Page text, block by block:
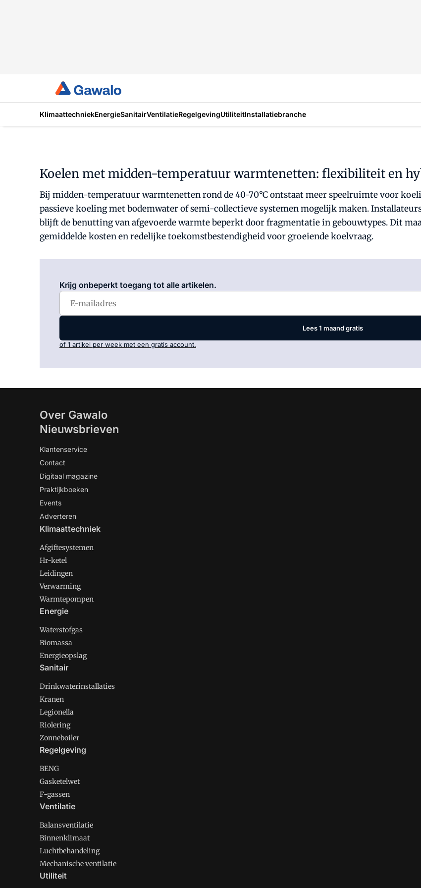
KlimaattechniekEnergieSanitairVentilatieRegelgevingUtiliteitInstallatiebranche
Koelen met midden-temperatuur warmtenetten: flexibiliteit en
Bij midden-temperatuur warmtenetten rond de 40-70°C ontstaat meer speelruimte voor
passieve koeling met bodemwater of semi-collectieve systemen mogelijk maken.
blijft de benutting van afgevoerde warmte beperkt door fragmentatie in gebouwtypes. Dit
gemiddelde kosten en redelijke toekomstbestendigheid voor groeiende koelvraag.
Krijg onbeperkt toegang tot alle artikelen.
Lees 1 maand gratis
of 1 artikel per week met een gratis account.
Over Gawalo
Nieuwsbrieven
Klantenservice
Contact
Digitaal magazine
Praktijkboeken
Events
Adverteren
Klimaattechniek
Afgiftesystemen
Hr-ketel
Leidingen
Verwarming
Warmtepompen
Energie
Waterstofgas
Biomassa
Energieopslag
Sanitair
Drinkwaterinstallaties
Kranen
Legionella
Riolering
Zonneboiler
Regelgeving
BENG
Gasketelwet
F-gassen
Ventilatie
Balansventilatie
Binnenklimaat
Luchtbehandeling
Mechanische ventilatie
Utiliteit